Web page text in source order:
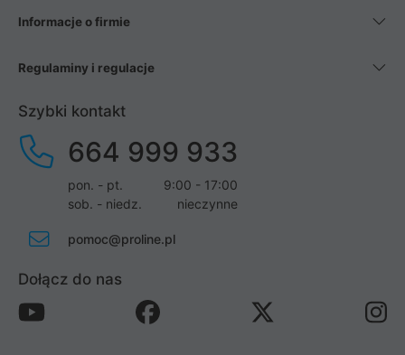
Informacje o firmie
Regulaminy i regulacje
Szybki kontakt
664 999 933
pon. - pt.
9:00 - 17:00
sob. - niedz.
nieczynne
pomoc@proline.pl
Dołącz do nas